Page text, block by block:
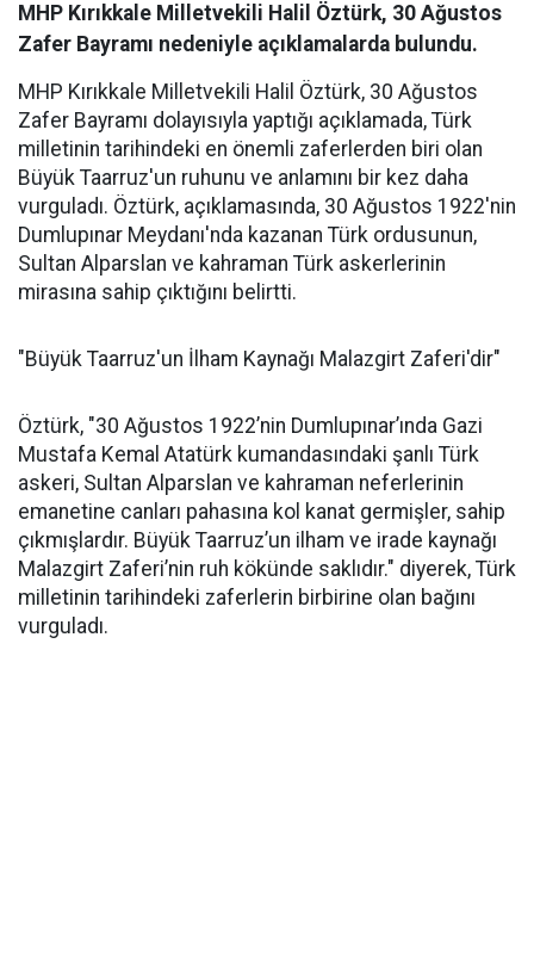
MHP Kırıkkale Milletvekili Halil Öztürk, 30 Ağustos
Zafer Bayramı nedeniyle açıklamalarda bulundu.
MHP Kırıkkale Milletvekili Halil Öztürk, 30 Ağustos
Zafer Bayramı dolayısıyla yaptığı açıklamada, Türk
milletinin tarihindeki en önemli zaferlerden biri olan
Büyük Taarruz'un ruhunu ve anlamını bir kez daha
vurguladı. Öztürk, açıklamasında, 30 Ağustos 1922'nin
Dumlupınar Meydanı'nda kazanan Türk ordusunun,
Sultan Alparslan ve kahraman Türk askerlerinin
mirasına sahip çıktığını belirtti.
"Büyük Taarruz'un İlham Kaynağı Malazgirt Zaferi'dir"
Öztürk, "30 Ağustos 1922’nin Dumlupınar’ında Gazi
Mustafa Kemal Atatürk kumandasındaki şanlı Türk
askeri, Sultan Alparslan ve kahraman neferlerinin
emanetine canları pahasına kol kanat germişler, sahip
çıkmışlardır. Büyük Taarruz’un ilham ve irade kaynağı
Malazgirt Zaferi’nin ruh kökünde saklıdır." diyerek, Türk
milletinin tarihindeki zaferlerin birbirine olan bağını
vurguladı.